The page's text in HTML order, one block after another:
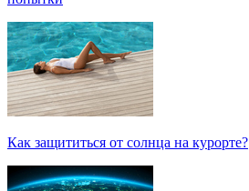
Как защититься от солнца на курорте?